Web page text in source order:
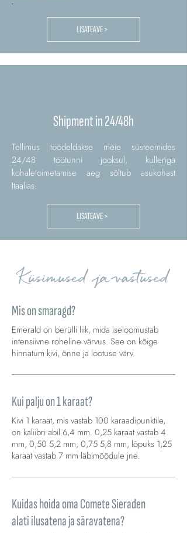
LISATEAVE >
Shipment in 24/48h
Tellimus töödeldakse meie süsteemides
24/48 töötunni jooksul, kulleriga
kohaletoimetamise aeg sõltub asukohast
Itaalias.
LISATEAVE >
Küsimused ja vastused
Mis on smaragd?
Emerald on berülli liik, mida iseloomustab
intensiivne roheline värvus. See on kõige
hinnatum kivi, õnne ja lootuse värv.
Kui palju on 1 karaat?
Kivi 1 karaat, mis vastab 100 karaadipunktile,
on kaliibri abil 6,4 mm. 0,25 karaat vastab 4
mm, 0,50 5,2 mm, 0,75 5,8 mm, lõpuks 1,25
karaat vastab 7 mm läbimõõdule jne.
Kuidas hoida oma Comete Sieraden
alati ilusatena ja säravatena?